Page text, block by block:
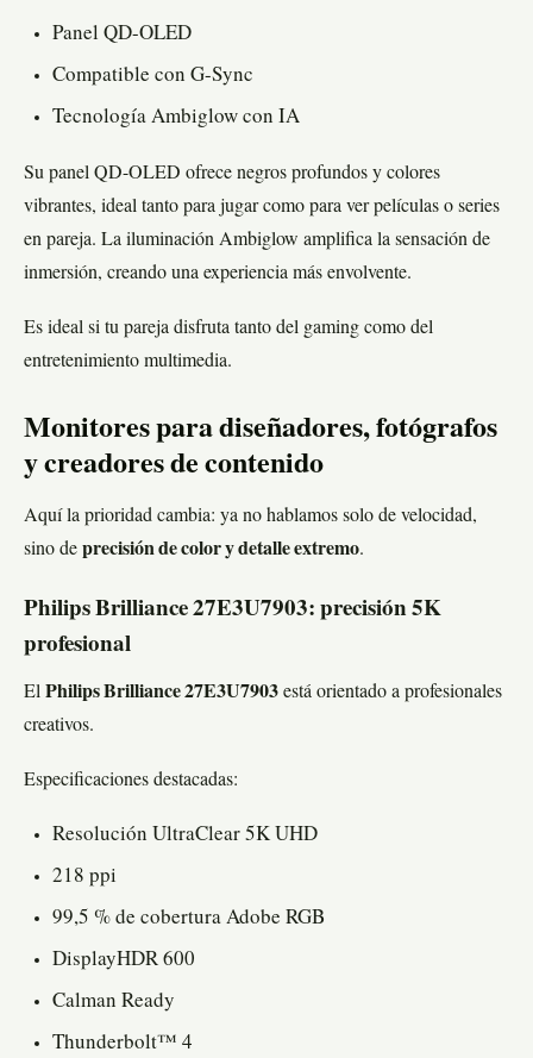
Panel QD-OLED
Compatible con G-Sync
Tecnología Ambiglow con IA
Su panel QD-OLED ofrece negros profundos y colores
vibrantes, ideal tanto para jugar como para ver películas o series
en pareja. La iluminación Ambiglow amplifica la sensación de
inmersión, creando una experiencia más envolvente.
Es ideal si tu pareja disfruta tanto del gaming como del
entretenimiento multimedia.
Monitores para diseñadores, fotógrafos
y creadores de contenido
Aquí la prioridad cambia: ya no hablamos solo de velocidad,
sino de precisión de color y detalle extremo.
Philips Brilliance 27E3U7903: precisión 5K
profesional
El Philips Brilliance 27E3U7903 está orientado a profesionales
creativos.
Especificaciones destacadas:
Resolución UltraClear 5K UHD
218 ppi
99,5 % de cobertura Adobe RGB
DisplayHDR 600
Calman Ready
Thunderbolt™ 4